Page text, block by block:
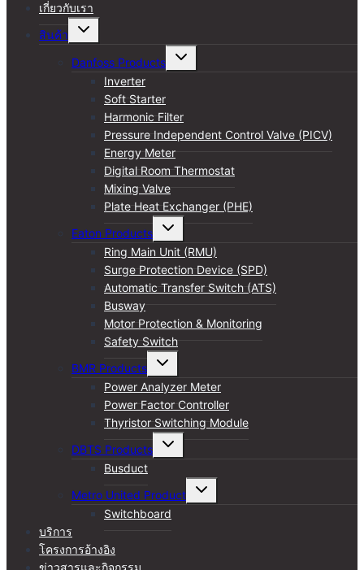
เกี่ยวกับเรา
สินค้า
Toggle
Danfoss Products
Toggle
Inverter
Soft Starter
Harmonic Filter
Pressure Independent Control Valve (PICV)
Energy Meter
Digital Room Thermostat
Mixing Valve
Plate Heat Exchanger (PHE)
Eaton Products
Toggle
menu
Ring Main Unit (RMU)
Surge Protection Device (SPD)
Automatic Transfer Switch (ATS)
Busway
Motor Protection & Monitoring
Safety Switch
BMR Products
Toggle
menu
Power Analyzer Meter
Power Factor Controller
Thyristor Switching Module
DBTS Products
Toggle
Busduct
Metro United Product
Toggle
Switchboard
บริการ
โครงการอ้างอิง